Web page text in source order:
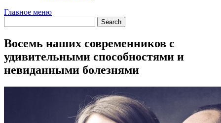
Главное меню
Восемь наших современников с
удивительными способностями и
невиданными болезнями